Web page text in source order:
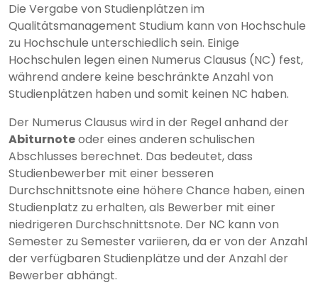
Die Vergabe von Studienplätzen im
Qualitätsmanagement Studium kann von Hochschule
zu Hochschule unterschiedlich sein. Einige
Hochschulen legen einen Numerus Clausus (NC) fest,
während andere keine beschränkte Anzahl von
Studienplätzen haben und somit keinen NC haben.
Der Numerus Clausus wird in der Regel anhand der
Abiturnoteoder eines anderen schulischen
Abschlusses berechnet. Das bedeutet, dass
Studienbewerber mit einer besseren
Durchschnittsnote eine höhere Chance haben, einen
Studienplatz zu erhalten, als Bewerber mit einer
niedrigeren Durchschnittsnote. Der NC kann von
Semester zu Semester variieren, da er von der Anzahl
der verfügbaren Studienplätze und der Anzahl der
Bewerber abhängt.